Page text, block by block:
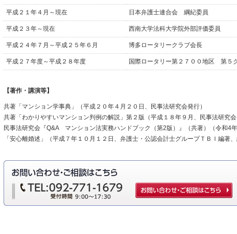
平成２１年４月～現在 日本弁護士連合会 綱紀委員
平成２３年～現在 西南大学法科大学院外部評価委員
平成２４年７月～平成２５年６月 博多ロータリークラブ会長
平成２７年度～平成２８年度 国際ロータリー第２７００地区 第５
【著作・講演等】
共著「マンション学事典」（平成２０年４月２０日、民事法研究会発行）
共著「わかりやすいマンション判例の解説」第２版（平成１８年９月、民事法研究会
民事法研究会『Q&A マンション法実務ハンドブック（第2版）』（共著）（令和4年
「安心離婚述」（平成７年１０月１２日、弁護士・公認会計士グループＴＢＩ編著